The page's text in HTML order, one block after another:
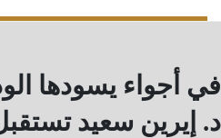
في أجواء يسودها الود
د. إيرين سعيد